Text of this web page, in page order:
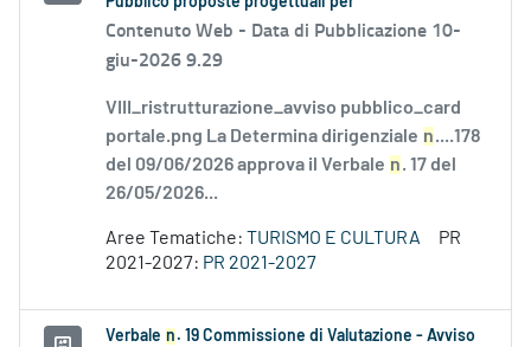
Contenuto Web - Data di Pubblicazione 10-
giu-2026 9.29
VIII_ristrutturazione_avviso pubblico_card
portale.png La Determina dirigenziale n....178
del 09/06/2026 approva il Verbale n. 17 del
26/05/2026...
Aree Tematiche: TURISMO E CULTURA
PR
2021-2027: PR 2021-2027
Verbale n . 19 Commissione di Valutazione - Avviso